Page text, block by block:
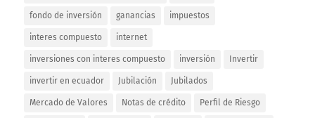
fondo de inversión ganancias impuestos
interes compuesto internet
inversiones con interes compuesto inversión Invertir
invertir en ecuador Jubilación Jubilados
Mercado de Valores Notas de crédito Perfil de Riesgo